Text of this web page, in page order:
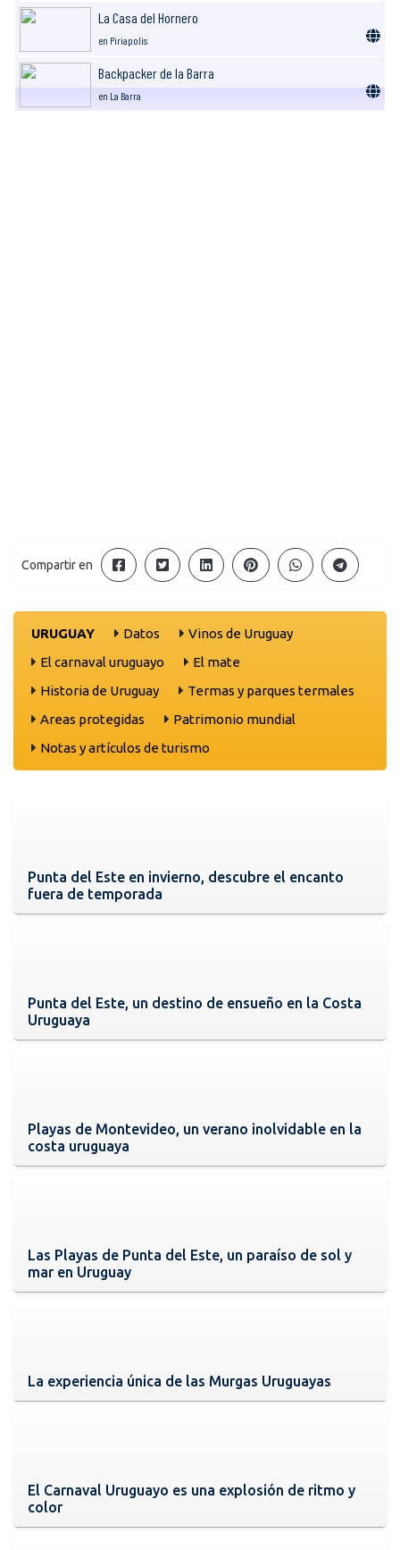
La Casa del Hornero
en Piriapolis
Backpacker de la Barra
en La Barra
Compartir en
URUGUAY Datos
Vinos de Uruguay
El carnaval uruguayo
El mate
Historia de Uruguay
Termas y parques termales
Areas protegidas
Patrimonio mundial
Notas y artículos de turismo
Punta del Este en invierno, descubre el encanto
fuera de temporada
Punta del Este, un destino de ensueño en la Costa
Uruguaya
Playas de Montevideo, un verano inolvidable en la
costa uruguaya
Las Playas de Punta del Este, un paraíso de sol y
mar en Uruguay
La experiencia única de las Murgas Uruguayas
El Carnaval Uruguayo es una explosión de ritmo y
color